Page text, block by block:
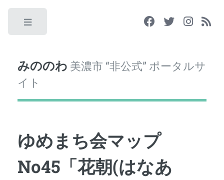
みののわ 美濃市 “非公式” ポータルサ
イト
ゆめまち会マップ
No45「花朝(はなあ
Toggle